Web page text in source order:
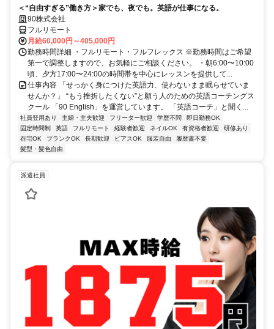
＜“自由すぎる”働き方＞家でも、夜でも。英語が仕事になる。
90株式会社
フルリモート
月給60,000円～405,000円
勤務時間詳細 ・フルリモート・フルフレックス ※勤務時間はご希望
第一で調整しますので、お気軽にご相談ください。 ・朝6:00〜10:00
頃、夕方17:00〜24:00の時間帯を中心にレッスンを提供して...
仕事内容 「せっかく身につけた英語力、使わないまま眠らせていま
せんか？」 “もう挫折したくない”と願う人のための英語コーチングス
クール 「90 English」を運営しています。 「英語コーチ」と聞く...
社員登用あり 主婦・主夫歓迎 フリーター歓迎 学歴不問
即日勤務OK
固定時間制
英語 フルリモート 経験者歓迎 ネイルOK 有資格者歓迎
研修あり
在宅OK
ブランクOK 長期歓迎 ピアスOK 服装自由
履歴書不要
髪型・髪色自由
派遣社員